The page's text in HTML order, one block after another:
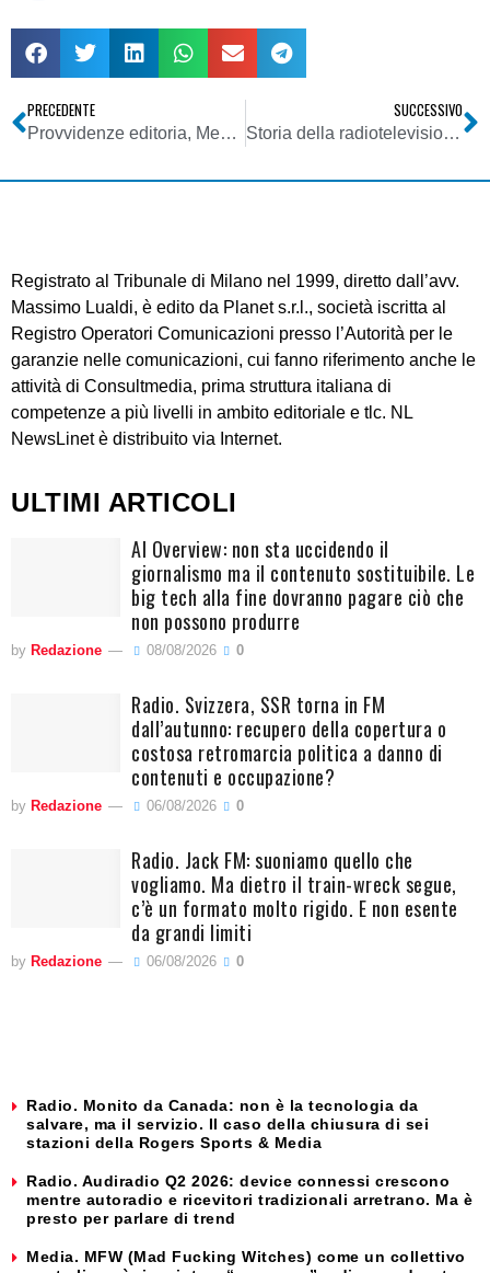
PRECEDENTE
Provvidenze editoria, Mediacoop: Governo impegnato da Parlamento a ripristinare fondi a rtv locali. Scajola non può più aspettare
SUCCESSIVO
Storia della radiotelevisione italiana. L’esperienza di Radio 24 (Zurigo) in Italia
Registrato al Tribunale di Milano nel 1999, diretto dall’avv.
Massimo Lualdi, è edito da Planet s.r.l., società iscritta al
Registro Operatori Comunicazioni presso l’Autorità per le
garanzie nelle comunicazioni, cui fanno riferimento anche le
attività di Consultmedia, prima struttura italiana di
competenze a più livelli in ambito editoriale e tlc. NL
NewsLinet è distribuito via Internet.
ULTIMI ARTICOLI
AI Overview: non sta uccidendo il
giornalismo ma il contenuto sostituibile. Le
big tech alla fine dovranno pagare ciò che
non possono produrre
by Redazione 08/08/2026 0
Radio. Svizzera, SSR torna in FM
dall’autunno: recupero della copertura o
costosa retromarcia politica a danno di
contenuti e occupazione?
by Redazione 06/08/2026 0
Radio. Jack FM: suoniamo quello che
vogliamo. Ma dietro il train-wreck segue,
c’è un formato molto rigido. E non esente
da grandi limiti
by Redazione 06/08/2026 0
Radio. Monito da Canada: non è la tecnologia da
salvare, ma il servizio. Il caso della chiusura di sei
stazioni della Rogers Sports & Media
Radio. Audiradio Q2 2026: device connessi crescono
mentre autoradio e ricevitori tradizionali arretrano. Ma è
presto per parlare di trend
Media. MFW (Mad Fucking Witches) come un collettivo